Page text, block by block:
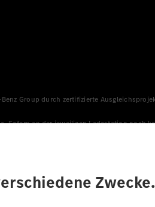
Group durch zertifizierte
Sofern an der jeweiligen Ladestation noch
Test Procedure) ermittelt. Die
des Kraftstoffs bzw. des